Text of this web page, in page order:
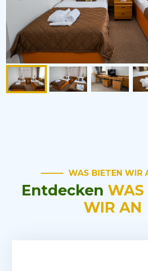
WAS BIETEN WIR
Entdecken WAS
WIR AN